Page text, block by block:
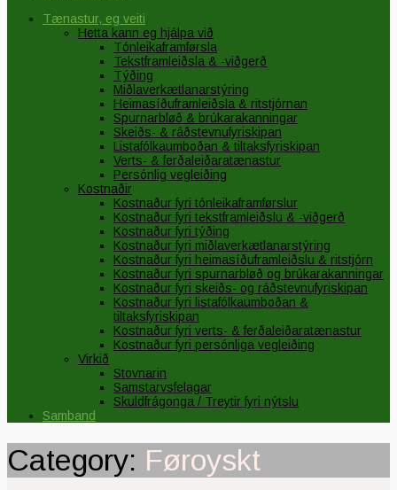
Tænastur, eg veiti
Hetta kann eg hjálpa við
Tónleikaframførsla
Tekstframleiðsla & -viðgerð
Týðing
Miðlaverkætlanarstýring
Heimasíðuframleiðsla & ritstjórnan
Spurnarbløð & brúkarakanningar
Skeiðs- & ráðstevnufyriskipan
Listafólkaumboðan & tiltaksfyriskipan
Verts- & ferðaleiðaratænastur
Persónlig vegleiðing
Kostnaðir
Kostnaður fyri tónleikaframførslur
Kostnaður fyri tekstframleiðslu & -viðgerð
Kostnaður fyri týðing
Kostnaður fyri miðlaverkætlanarstýring
Kostnaður fyri heimasíðuframleiðslu & ritstjórn
Kostnaður fyri spurnarbløð og brúkarakanningar
Kostnaður fyri skeiðs- og ráðstevnufyriskipan
Kostnaður fyri listafólkaumboðan &
tiltaksfyriskipan
Kostnaður fyri verts- & ferðaleiðaratænastur
Kostnaður fyri persónliga vegleiðing
Virkið
Stovnarin
Samstarvsfelagar
Skuldfrágonga / Treytir fyri nýtslu
Samband
Category: Føroyskt